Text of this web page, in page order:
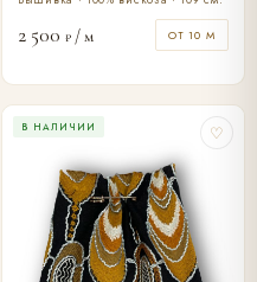
2 500 ₽ / м ОТ 10 М
В НАЛИЧИИ ♡